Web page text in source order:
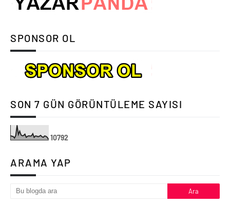
SPONSOR OL
SON 7 GÜN GÖRÜNTÜLEME SAYISI
10792
ARAMA YAP